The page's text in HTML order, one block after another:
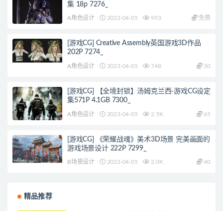
集 18p 7276_
A角色设计 2023-04-05 993 免费
[游戏CG] Creative Assembly英国游戏3D作品
202P 7274_
A角色设计 2023-04-05 748 30
[游戏CG] 【全境封锁】汤姆克兰西-游戏CG设定
集571P 4.1GB 7300_
A角色设计 2023-04-05 2.5K 65
[游戏CG] 《荣耀战魂》美术3D场景 完美画面的
游戏场景设计 222P 7299_
B场景设计 2023-04-05 2.0K 40
精品推荐